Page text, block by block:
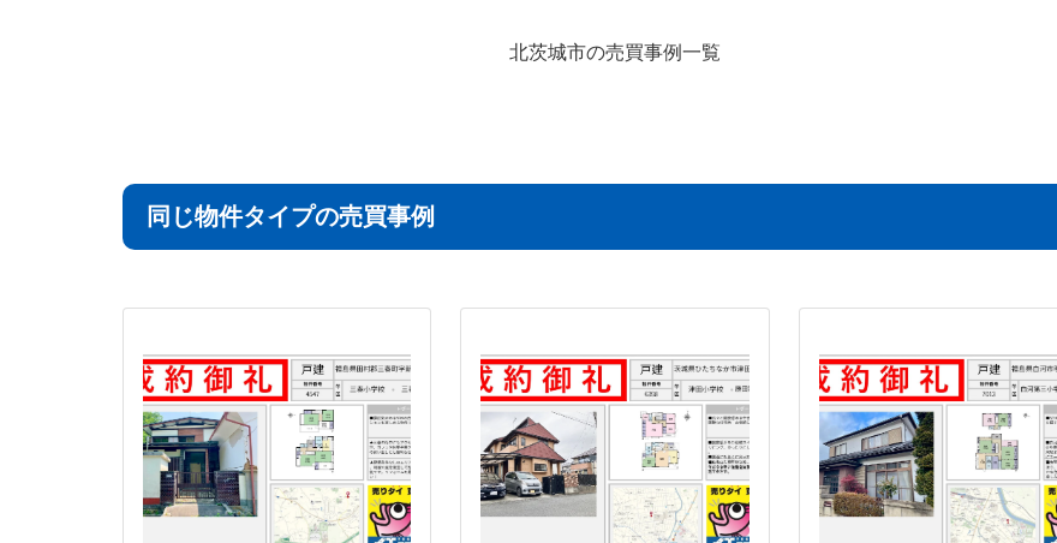
北茨城市の売買事例一覧
同じ物件タイプの売買事例